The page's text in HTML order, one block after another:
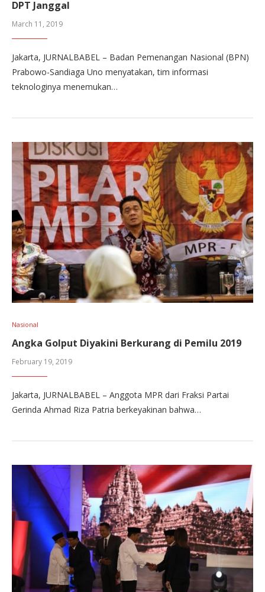
DPT Janggal
March 11, 2019
Jakarta, JURNALBABEL – Badan Pemenangan Nasional (BPN)
Prabowo-Sandiaga Uno menyatakan, tim informasi
teknologinya menemukan…
Nasional
Angka Golput Diyakini Berkurang di Pemilu 2019
February 19, 2019
Jakarta, JURNALBABEL – Anggota MPR dari Fraksi Partai
Gerinda Ahmad Riza Patria berkeyakinan bahwa…